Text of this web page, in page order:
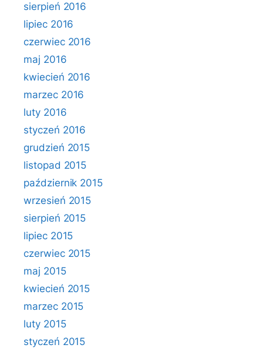
sierpień 2016
lipiec 2016
czerwiec 2016
maj 2016
kwiecień 2016
marzec 2016
luty 2016
styczeń 2016
grudzień 2015
listopad 2015
październik 2015
wrzesień 2015
sierpień 2015
lipiec 2015
czerwiec 2015
maj 2015
kwiecień 2015
marzec 2015
luty 2015
styczeń 2015